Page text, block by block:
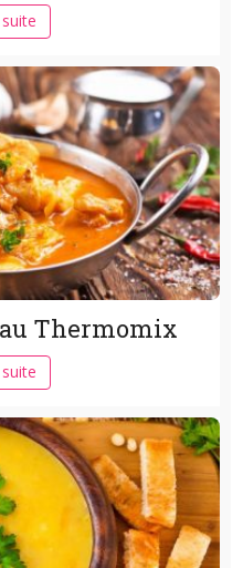
Thermomix